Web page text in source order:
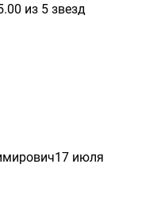
из 5 звезд
17 июля